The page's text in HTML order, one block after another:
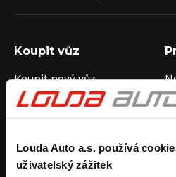
Louda Auto a.s. používá
uživatelský zážitek
Koupit vůz
Koupit nový vůz
Koupit ojetý vůz
Koupit užitkový vůz
Pronájem
Carsharing